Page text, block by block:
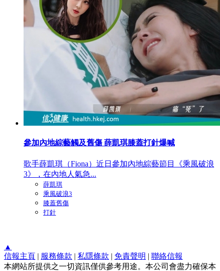
參加內地綜藝觸及舊傷 薛凱琪膝蓋打針爆喊
歌手薛凱琪（Fiona）近日參加內地綜藝節目《乘風破浪
3》，在內地人氣急...
薛凱琪
乘風破浪3
膝蓋舊傷
打針
▲
信報主頁 | 服務條款 | 私隱條款 | 免責聲明 | 聯絡信報
本網站所提供之一切資訊僅供參考用途。本公司會盡力確保本